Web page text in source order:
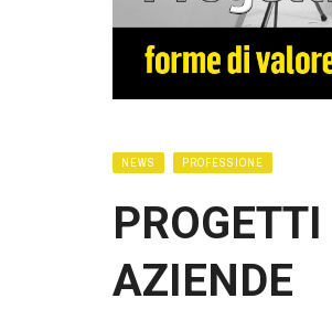
NEWS PROFESSIONE
AZIENDE